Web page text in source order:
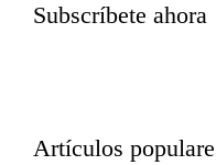
Subscríbete ahora
Artículos